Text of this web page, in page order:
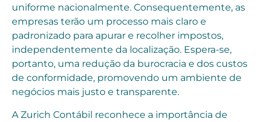
uniforme nacionalmente. Consequentemente, as
empresas terão um processo mais claro e
padronizado para apurar e recolher impostos,
independentemente da localização. Espera-se,
portanto, uma redução da burocracia e dos custos
de conformidade, promovendo um ambiente de
negócios mais justo e transparente.
A Zurich Contábil reconhece a importância de